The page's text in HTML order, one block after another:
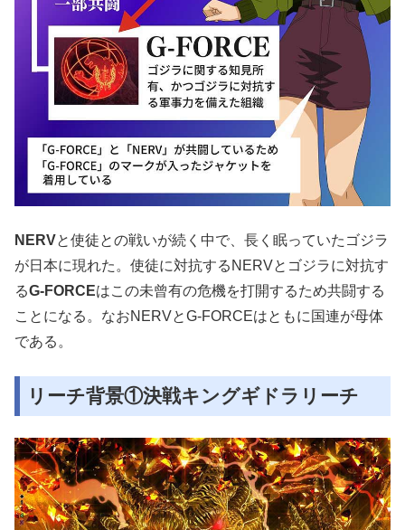
NERVと使徒との戦いが続く中で、長く眠っていたゴジラ
が日本に現れた。使徒に対抗するNERVとゴジラに対抗す
るG-FORCEはこの未曾有の危機を打開するため共闘する
ことになる。なおNERVとG-FORCEはともに国連が母体
である。
リーチ背景①決戦キングギドラリーチ